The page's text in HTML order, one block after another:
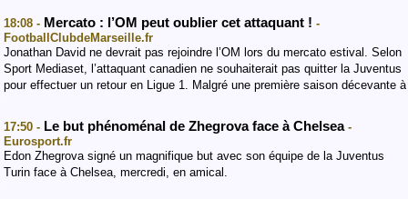
18:08 - Mercato : l’OM peut oublier cet attaquant ! -
FootballClubdeMarseille.fr
Jonathan David ne devrait pas rejoindre l’OM lors du mercato estival. Selon
Sport Mediaset, l’attaquant canadien ne souhaiterait pas quitter la Juventus
pour effectuer un retour en Ligue 1. Malgré une première saison décevante à
17:50 - Le but phénoménal de Zhegrova face à Chelsea -
Eurosport.fr
Edon Zhegrova signé un magnifique but avec son équipe de la Juventus
Turin face à Chelsea, mercredi, en amical.